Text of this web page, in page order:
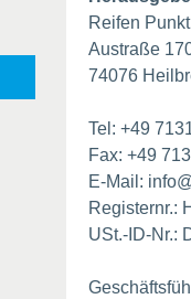
Reifen
Austraße
74076
Tel: +49
Fax: +49
E-Mail:
Registernr.:
USt.-ID-Nr.: